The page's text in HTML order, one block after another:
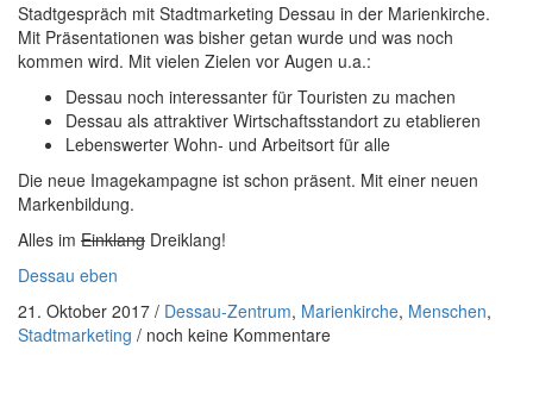
Stadtgespräch mit Stadtmarketing Dessau in der Marienkirche.
Mit Präsentationen was bisher getan wurde und was noch
kommen wird. Mit vielen Zielen vor Augen u.a.:
Dessau noch interessanter für Touristen zu machen
Dessau als attraktiver Wirtschaftsstandort zu etablieren
Lebenswerter Wohn- und Arbeitsort für alle
Die neue Imagekampagne ist schon präsent. Mit einer neuen
Markenbildung.
Alles im Einklang Dreiklang!
Dessau eben
21. Oktober 2017 / Dessau-Zentrum, Marienkirche, Menschen,
Stadtmarketing / noch keine Kommentare